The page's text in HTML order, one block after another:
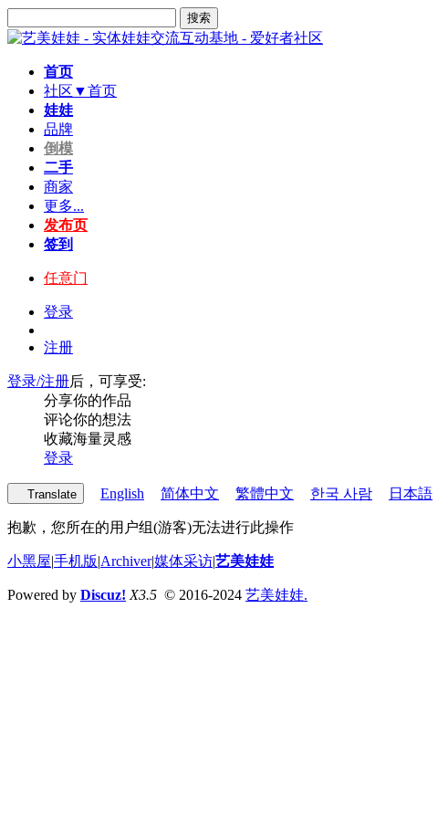
搜索
首页
社区▼首页
娃娃
品牌
倒模
二手
商家
更多...
发布页
签到
任意门
登录
注册
登录/注册后，可享受:
分享你的作品
评论你的想法
收藏海量灵感
登录
Translate English 简体中文 繁體中文 한국 사람 日本語
抱歉，您所在的用户组(游客)无法进行此操作
小黑屋|手机版|Archiver|媒体采访|艺美娃娃
Powered by Discuz! X3.5 © 2016-2024 艺美娃娃.